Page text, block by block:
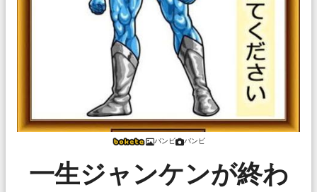
バンビ バンビ
一生ジャンケンが終わ